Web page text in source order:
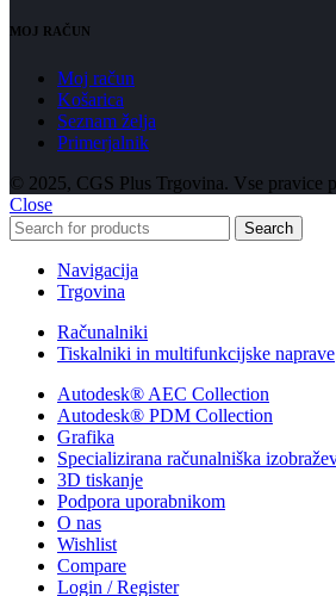
MOJ RAČUN
Moj račun
Košarica
Seznam želja
Primerjalnik
© 2025, CGS Plus Trgovina. Vse pravice
Close
Search
Navigacija
Trgovina
Računalniki
Tiskalniki in multifunkcijske naprave
Autodesk® AEC Collection
Autodesk® PDM Collection
Grafika
Specializirana računalniška
3D tiskanje
Podpora uporabnikom
O nas
Wishlist
Compare
Login / Register